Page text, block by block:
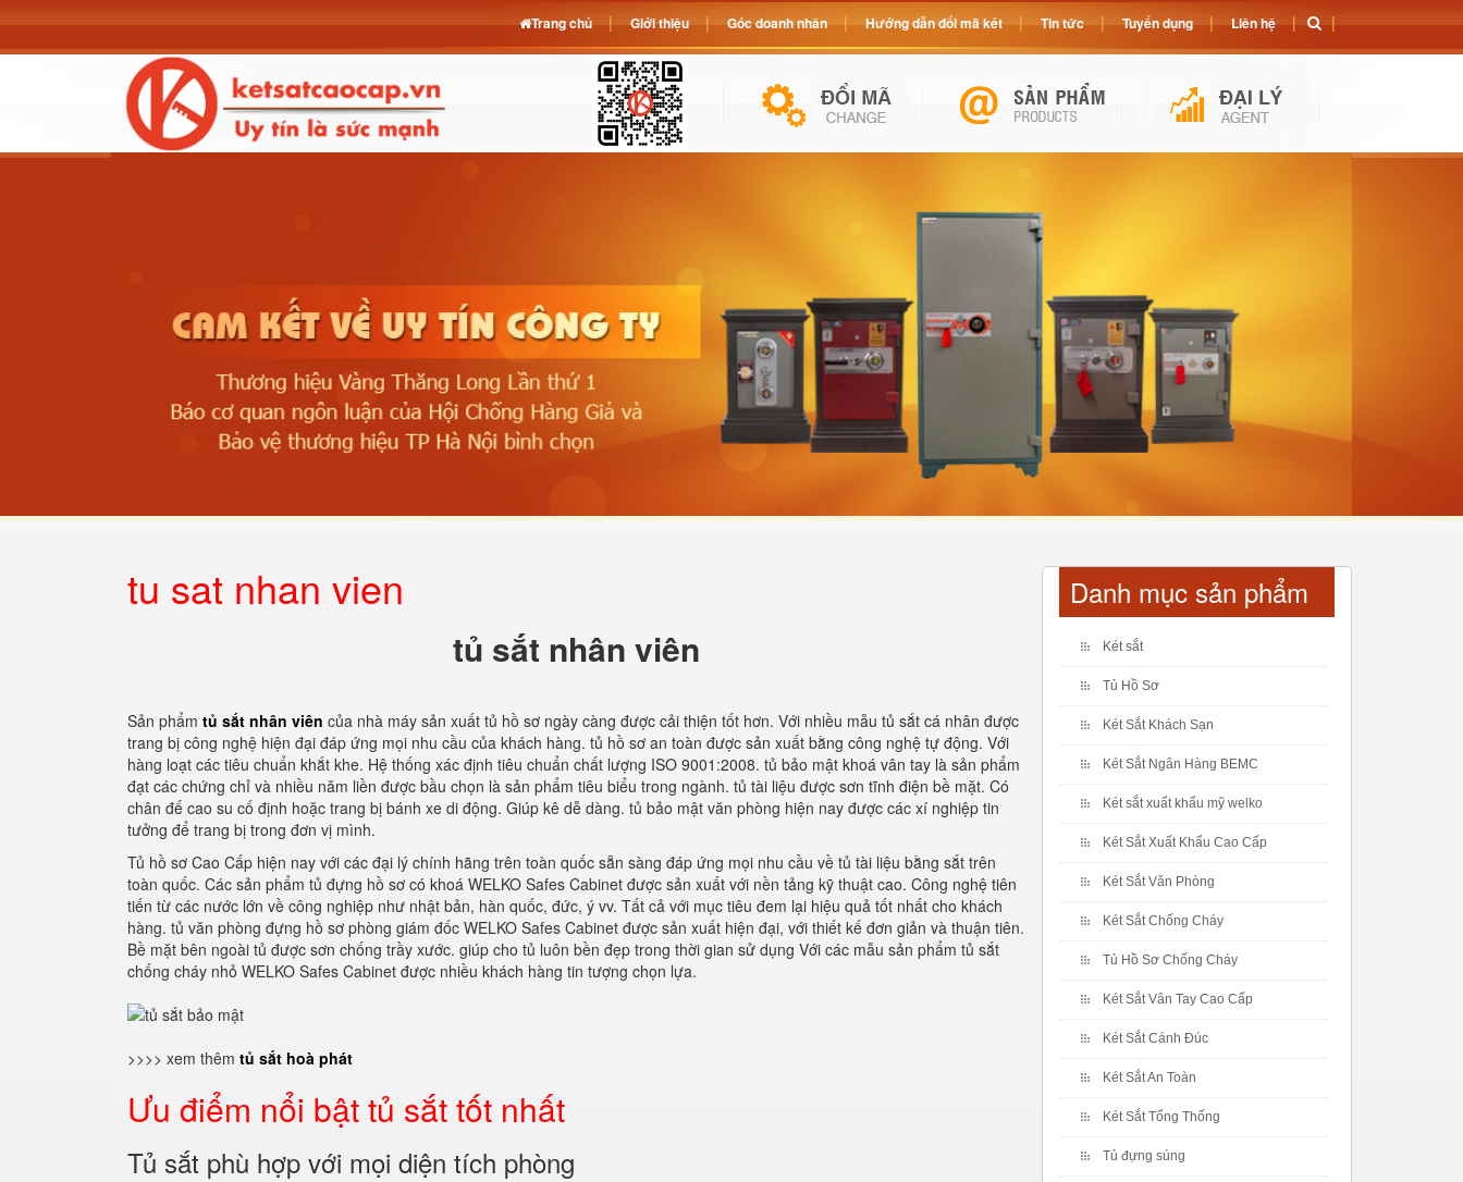
tu sat nhan vien
tủ sắt nhân viên
Sản phẩm tủ sắt nhân viên của nhà máy sản xuất tủ hồ sơ ngày càng được cải thiện tốt hơn. Với nhiều mẫu tủ sắt cá nhân được
trang bị công nghệ hiện đại đáp ứng mọi nhu cầu của khách hàng. tủ hồ sơ an toàn được sản xuất bằng công nghệ tự động. Với
hàng loạt các tiêu chuẩn khắt khe. Hệ thống xác định tiêu chuẩn chất lượng ISO 9001:2008. tủ bảo mật khoá vân tay là sản phẩm
đạt các chứng chỉ và nhiều năm liền được bầu chọn là sản phẩm tiêu biểu trong ngành. tủ tài liệu được sơn tĩnh điện bề mặt. Có
chân đế cao su cố định hoặc trang bị bánh xe di động. Giúp kê dễ dàng. tủ bảo mật văn phòng hiện nay được các xí nghiệp tin
tưởng để trang bị trong đơn vị mình.
Tủ hồ sơ Cao Cấp hiện nay với các đại lý chính hãng trên toàn quốc sẵn sàng đáp ứng mọi nhu cầu về tủ tài liệu bằng sắt trên
toàn quốc. Các sản phẩm tủ đựng hồ sơ có khoá WELKO Safes Cabinet được sản xuất với nền tảng kỹ thuật cao. Công nghệ tiên
tiến từ các nước lớn về công nghiệp như nhật bản, hàn quốc, đức, ý vv. Tất cả với mục tiêu đem lại hiệu quả tốt nhất cho khách
hàng. tủ văn phòng đựng hồ sơ phòng giám đốc WELKO Safes Cabinet được sản xuất hiện đại, với thiết kế đơn giản và thuận tiên.
Bề mặt bên ngoài tủ được sơn chống trầy xước. giúp cho tủ luôn bền đẹp trong thời gian sử dụng Với các mẫu sản phẩm tủ sắt
chống cháy nhỏ WELKO Safes Cabinet được nhiều khách hàng tin tượng chọn lựa.
>>>> xem thêm tủ sắt hoà phát
Ưu điểm nổi bật tủ sắt tốt nhất
Tủ sắt phù hợp với mọi diện tích phòng
Danh mục sản phẩm
Két sắt
Tủ Hồ Sơ
Két Sắt Khách Sạn
Két Sắt Ngân Hàng BEMC
Két sắt xuất khẩu mỹ welko
Két Sắt Xuất Khẩu Cao Cấp
Két Sắt Văn Phòng
Két Sắt Chống Cháy
Tủ Hồ Sơ Chống Cháy
Két Sắt Vân Tay Cao Cấp
Két Sắt Cánh Đúc
Két Sắt An Toàn
Két Sắt Tổng Thống
Tủ đựng súng
Trang chủ Giới thiệu Góc doanh nhân Hướng dẫn đổi mã két Tin tức Tuyển dụng Liên hệ